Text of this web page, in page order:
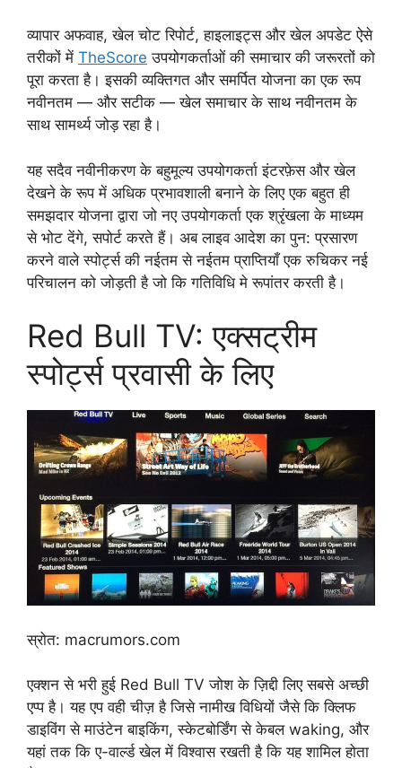
व्यापार अफवाह, खेल चोट रिपोर्ट, हाइलाइट्स और खेल अपडेट ऐसे
तरीकों में TheScore उपयोगकर्ताओं की समाचार की जरूरतों को
पूरा करता है। इसकी व्यक्तिगत और समर्पित योजना का एक रूप
नवीनतम — और सटीक — खेल समाचार के साथ नवीनतम के
साथ सामर्थ्य जोड़ रहा है।
यह सदैव नवीनीकरण के बहुमूल्य उपयोगकर्ता इंटरफ़ेस और खेल
देखने के रूप में अधिक प्रभावशाली बनाने के लिए एक बहुत ही
समझदार योजना द्वारा जो नए उपयोगकर्ता एक श्रृंखला के माध्यम
से भोट देंगे, सपोर्ट करते हैं। अब लाइव आदेश का पुन: प्रसारण
करने वाले स्पोर्ट्स की नईतम से नईतम प्राप्तियाँ एक रुचिकर नई
परिचालन को जोड़ती है जो कि गतिविधि मे रूपांतर करती है।
Red Bull TV: एक्सट्रीम
स्पोर्ट्स प्रवासी के लिए
स्रोत: macrumors.com
एक्शन से भरी हुई Red Bull TV जोश के ज़िद्दी लिए सबसे अच्छी
एप्प है। यह एप वही चीज़ है जिसे नामीख विधियों जैसे कि क्लिफ
डाइविंग से माउंटेन बाइकिंग, स्केटबोर्डिंग से केबल waking, और
यहां तक कि ए-वार्ल्ड खेल में विश्वास रखती है कि यह शामिल होता